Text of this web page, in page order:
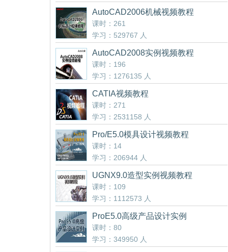
AutoCAD2006机械视频教程
课时：261
学习：529767 人
AutoCAD2008实例视频教程
课时：196
学习：1276135 人
CATIA视频教程
课时：271
学习：2531158 人
Pro/E5.0模具设计视频教程
课时：14
学习：206944 人
UGNX9.0造型实例视频教程
课时：109
学习：1112573 人
ProE5.0高级产品设计实例
课时：80
学习：349950 人